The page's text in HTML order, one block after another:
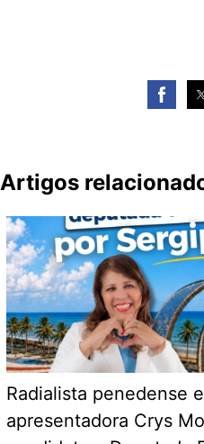
Artigos
Radialista penedense e
apresentadora Crys